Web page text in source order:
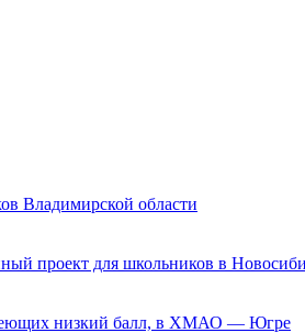
Владимирской области
проект для школьников в
низкий балл, в ХМАО — Югре